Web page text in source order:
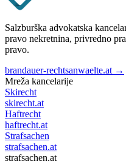
Salzburška advokatska
pravo nekretnina, privredno
pravo.
brandauer-rechtsanwaelte.at →
Mreža kancelarije
Skirecht
skirecht.at
Haftrecht
haftrecht.at
Strafsachen
strafsachen.at
strafsachen.at